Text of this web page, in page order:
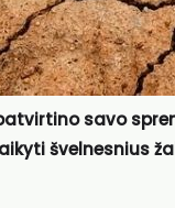
savo
švelnesnius